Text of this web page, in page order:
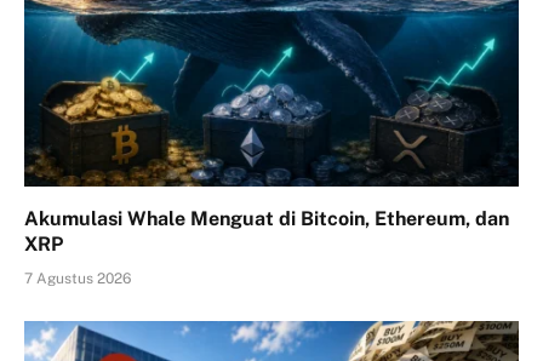
Akumulasi Whale Menguat di Bitcoin, Ethereum, dan
XRP
7 Agustus 2026